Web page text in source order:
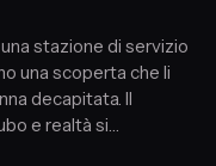
stazione di servizio
una scoperta che li
decapitata. Il
e realtà si